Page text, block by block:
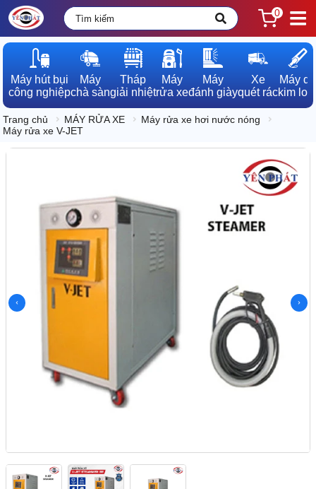
0
Máy hút bụi
công nghiệp
Máy
chà sàn
Tháp
giải nhiệt
Máy
rửa xe
Máy
đánh giày
Xe
quét rác
Máy dò
kim loại
Trang chủ MÁY RỬA XE
Máy rửa xe hơi nước nóng
Máy rửa xe V-JET